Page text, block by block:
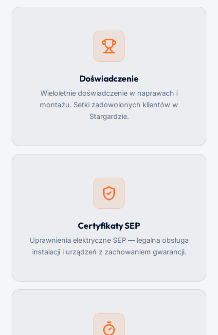
Doświadczenie
Wieloletnie doświadczenie w naprawach i
montażu. Setki zadowolonych klientów w
Stargardzie.
Certyfikaty SEP
Uprawnienia elektryczne SEP — legalna obsługa
instalacji i urządzeń z zachowaniem gwarancji.